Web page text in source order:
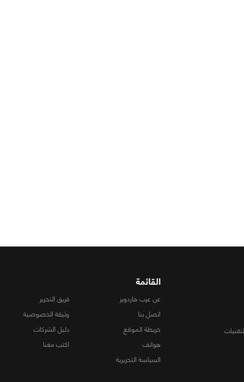
القائمة
عن عرب هاردوير
فريق التحرير
اتصل بنا
وثيقة الخصوصية
خريطة الموقع
دليل الشركات
هواتف
اكتب معنا
السياسة التحريرية